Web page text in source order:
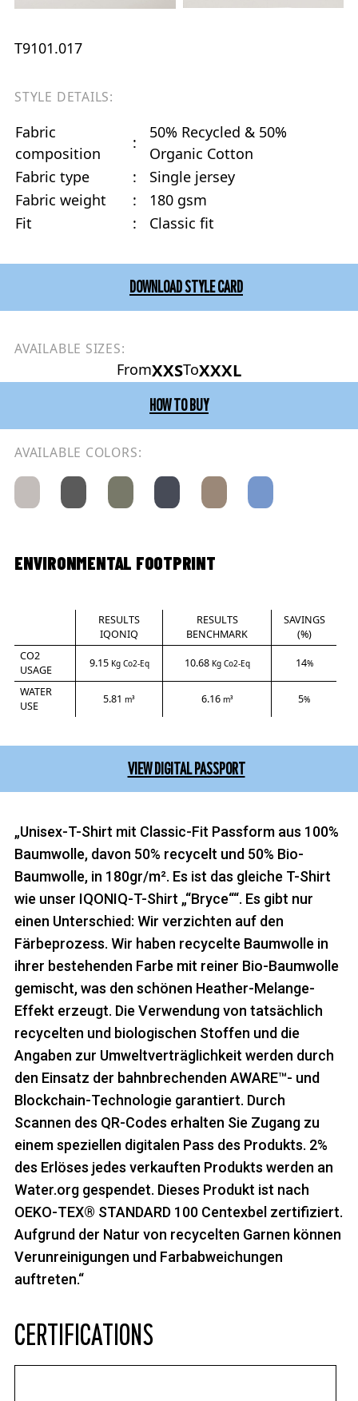
T9101.017
STYLE DETAILS:
Fabric
composition
:
50% Recycled & 50%
Organic Cotton
Fabric type
:
Single jersey
Fabric weight
:
180 gsm
Fit
: Classic fit
DOWNLOAD STYLE CARD
AVAILABLE SIZES:
FromXXSToXXXL
HOW TO BUY
AVAILABLE COLORS:
ENVIRONMENTAL FOOTPRINT
RESULTS
IQONIQ
RESULTS
BENCHMARK
SAVINGS
(%)
CO2
USAGE
9.15 Kg Co2-Eq 10.68 Kg Co2-Eq 14%
WATER
USE
5.81 m³ 6.16 m³ 5%
VIEW DIGITAL PASSPORT
„Unisex-T-Shirt mit Classic-Fit Passform aus 100%
Baumwolle, davon 50% recycelt und 50% Bio-
Baumwolle, in 180gr/m². Es ist das gleiche T-Shirt
wie unser IQONIQ-T-Shirt „“Bryce““. Es gibt nur
einen Unterschied: Wir verzichten auf den
Färbeprozess. Wir haben recycelte Baumwolle in
ihrer bestehenden Farbe mit reiner Bio-Baumwolle
gemischt, was den schönen Heather-Melange-
Effekt erzeugt. Die Verwendung von tatsächlich
recycelten und biologischen Stoffen und die
Angaben zur Umweltverträglichkeit werden durch
den Einsatz der bahnbrechenden AWARE™- und
Blockchain-Technologie garantiert. Durch
Scannen des QR-Codes erhalten Sie Zugang zu
einem speziellen digitalen Pass des Produkts. 2%
des Erlöses jedes verkauften Produkts werden an
Water.org gespendet. Dieses Produkt ist nach
OEKO-TEX® STANDARD 100 Centexbel zertifiziert.
Aufgrund der Natur von recycelten Garnen können
Verunreinigungen und Farbabweichungen
auftreten.“
CERTIFICATIONS